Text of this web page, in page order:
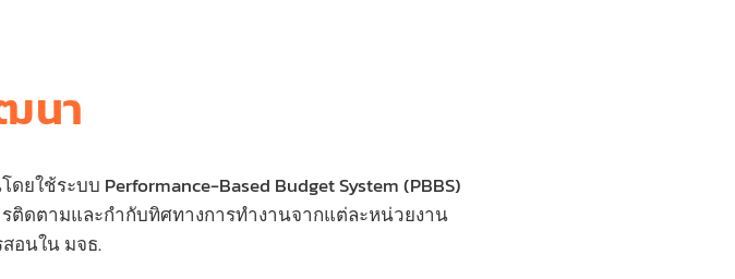
นา
ใช้ระบบ Performance-Based Budget System (PBBS)
ดตามและกำกับทิศทางการทำงานจากแต่ละหน่วยงาน
อนใน มจธ.